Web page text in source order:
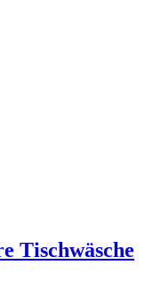
Tischwäsche